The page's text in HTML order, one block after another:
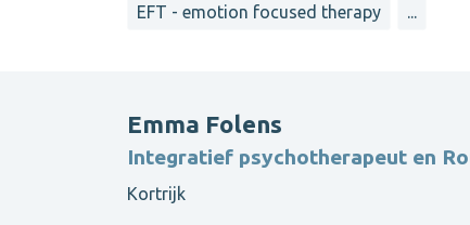
EFT - emotion focused therapy ...
Emma Folens
Integratief psychotherapeut en
Kortrijk